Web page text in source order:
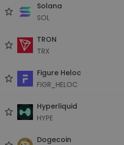
Solana
SOL
TRON
TRX
Figure Heloc
FIGR_HELOC
Hyperliquid
HYPE
Dogecoin